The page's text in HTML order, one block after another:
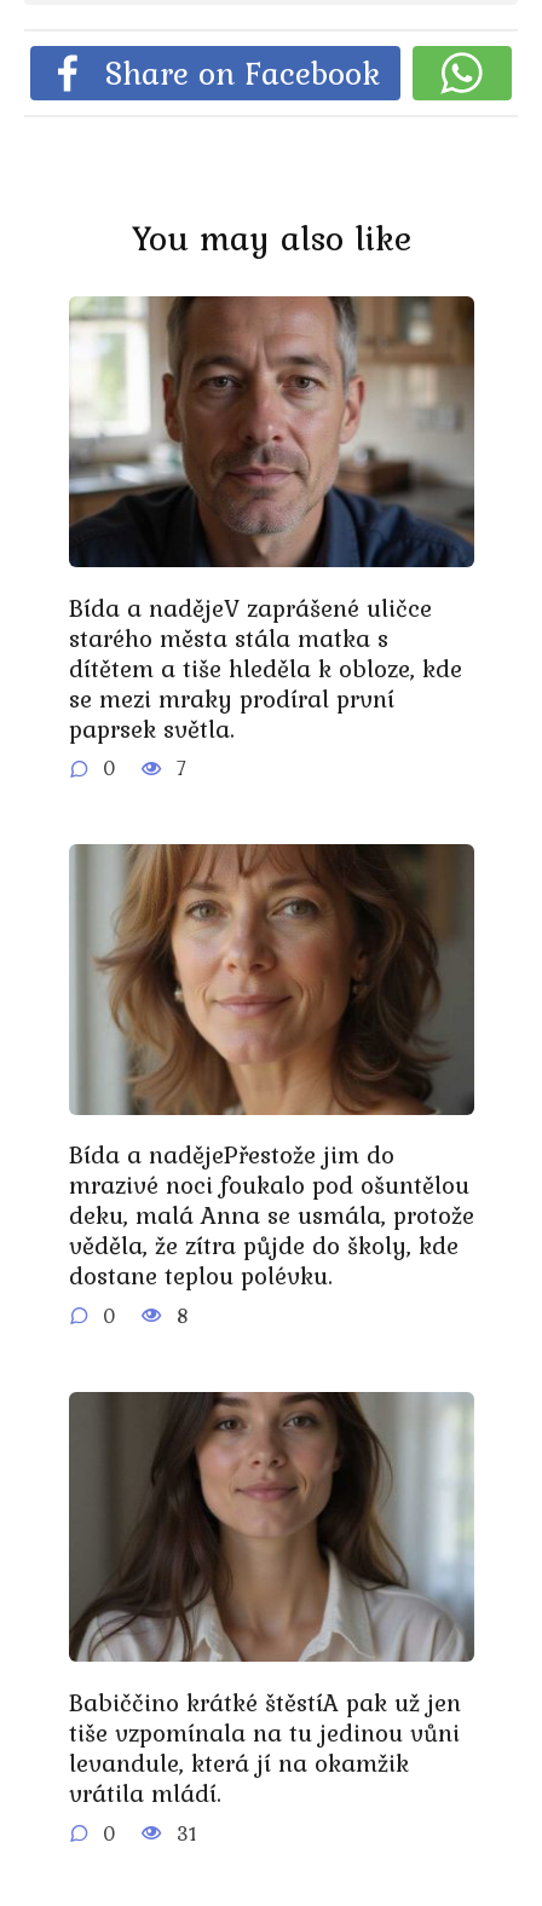
Share on Facebook
You may also like
Bída a nadějeV zaprášené uličce
starého města stála matka s
dítětem a tiše hleděla k obloze, kde
se mezi mraky prodíral první
paprsek světla.
0 7
Bída a nadějePřestože jim do
mrazivé noci foukalo pod ošuntělou
deku, malá Anna se usmála, protože
věděla, že zítra půjde do školy, kde
dostane teplou polévku.
0 8
Babiččino krátké štěstíA pak už jen
tiše vzpomínala na tu jedinou vůni
levandule, která jí na okamžik
vrátila mládí.
0 31